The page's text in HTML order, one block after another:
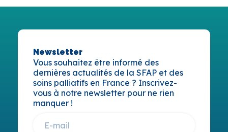
Newsletter
Vous souhaitez être informé des
dernières actualités de la SFAP et des
soins palliatifs en France ? Inscrivez-
vous à notre newsletter pour ne rien
manquer !